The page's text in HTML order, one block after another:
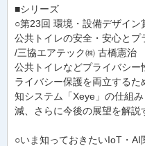
■シリーズ
○第23回 環境・設備デザイン
公共トイレの安全・安心と
/三協エアテック㈱ 古橋憲治
公共トイレなどプライバシ
ライバシー保護を両立する
知システム「Xeye」の仕組
減、さらに今後の展望を解説
○いま知っておきたいIoT・AI